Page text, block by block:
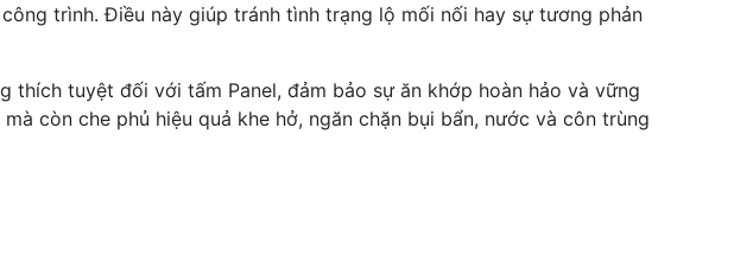
trình. Điều này giúp tránh tình trạng lộ mối nối hay sự tương phản
tuyệt đối với tấm Panel, đảm bảo sự ăn khớp hoàn hảo và vững
còn che phủ hiệu quả khe hở, ngăn chặn bụi bẩn, nước và côn trùng